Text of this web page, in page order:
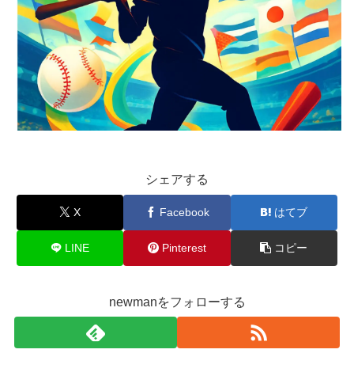
シェアする
X Facebook はてブ
LINE Pinterest コピー
newmanをフォローする